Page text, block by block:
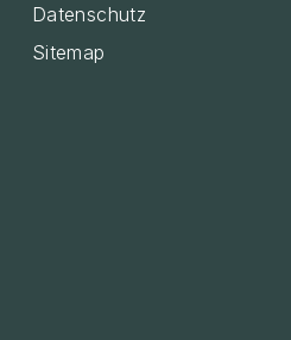
Datenschutz
Sitemap